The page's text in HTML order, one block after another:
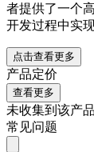
者提供了一个
开发过程中实
点击查看更多
产品定价
查看更多
未收集到该产
常见问题